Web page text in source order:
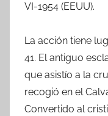
VI-1954 (EEUU).
La acción tiene
41. El antiguo
que asistío a la
recogió en el
Convertido al